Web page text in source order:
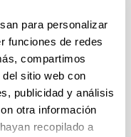
para personalizar
funciones de redes
compartimos
sitio web con
publicidad y análisis
otra información
recopilado a
fin del plazo de
el 29/04/2026.
am (Ver resumen))
2026
- 12/05/2026 13:00